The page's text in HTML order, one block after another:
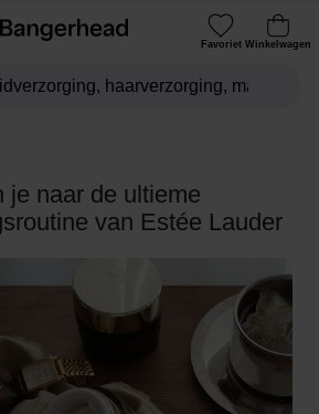
Favoriet Winkelwagen
je naar de ultieme
van Estée Lauder